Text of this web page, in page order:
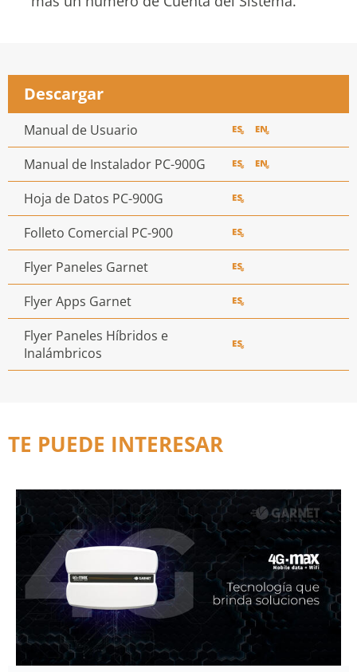
Descargar
Manual de Usuario
Manual de Instalador PC-900G
Hoja de Datos PC-900G
Folleto Comercial PC-900
Flyer Paneles Garnet
Flyer Apps Garnet
Flyer Paneles Híbridos e
Inalámbricos
TE PUEDE INTERESAR